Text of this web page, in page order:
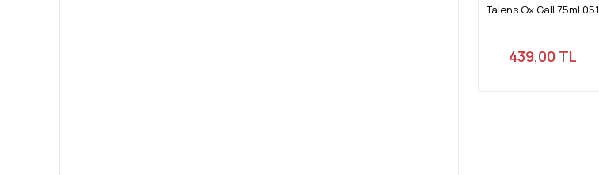
Gönder
Talens Ox Gall 75ml 051
439,00 TL